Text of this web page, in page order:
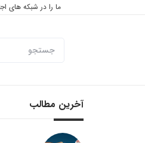
ما را در شبکه های
آخرین مطالب